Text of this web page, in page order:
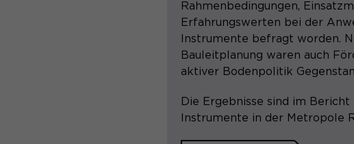
Rahmenbedingungen,
Erfahrungswerten bei der
Instrumente befragt worden.
Bauleitplanung waren auch
aktiver Bodenpolitik
Die Ergebnisse sind im
Instrumente in der Metropole